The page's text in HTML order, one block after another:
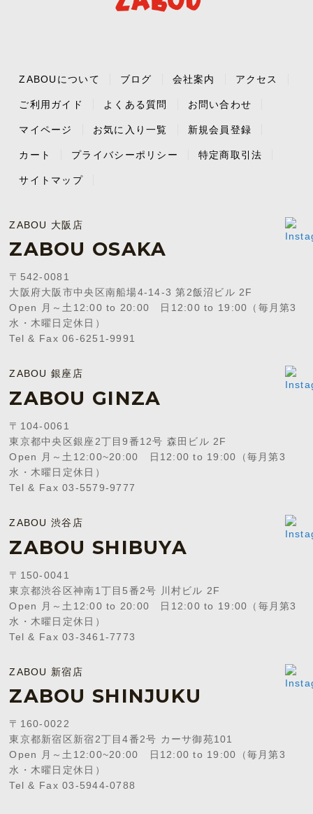
ZABOUについて ブログ 会社案内 アクセス
ご利用ガイド よくある質問 お問い合わせ
マイページ お気に入り一覧 新規会員登録
カート プライバシーポリシー 特定商取引法
サイトマップ
ZABOU 大阪店
ZABOU OSAKA
〒542-0081
大阪府大阪市中央区南船場4-14-3 第2飯沼ビル 2F
Open 月～土12:00 to 20:00 日12:00 to 19:00（毎月第3
水・木曜日定休日）
Tel & Fax 06-6251-9991
ZABOU 銀座店
ZABOU GINZA
〒104-0061
東京都中央区銀座2丁目9番12号 森田ビル 2F
Open 月～土12:00~20:00 日12:00 to 19:00（毎月第3
水・木曜日定休日）
Tel & Fax 03-5579-9777
ZABOU 渋谷店
ZABOU SHIBUYA
〒150-0041
東京都渋谷区神南1丁目5番2号 川村ビル 2F
Open 月～土12:00 to 20:00 日12:00 to 19:00（毎月第3
水・木曜日定休日）
Tel & Fax 03-3461-7773
ZABOU 新宿店
ZABOU SHINJUKU
〒160-0022
東京都新宿区新宿2丁目4番2号 カーサ御苑101
Open 月～土12:00~20:00 日12:00 to 19:00（毎月第3
水・木曜日定休日）
Tel & Fax 03-5944-0788